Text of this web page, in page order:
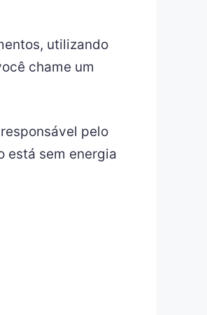
utilizando
chame um
pelo
está sem energia